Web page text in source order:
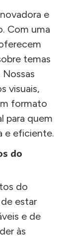
e
Com uma
temas
visuais,
formato
para quem
e eficiente.
do
do
estar
e de
às